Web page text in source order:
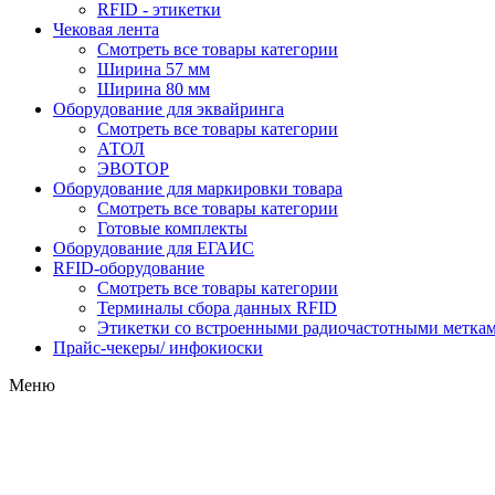
RFID - этикетки
Чековая лента
Смотреть все товары категории
Ширина 57 мм
Ширина 80 мм
Оборудование для эквайринга
Смотреть все товары категории
АТОЛ
ЭВОТОР
Оборудование для маркировки товара
Смотреть все товары категории
Готовые комплекты
Оборудование для ЕГАИС
RFID-оборудование
Смотреть все товары категории
Терминалы сбора данных RFID
Этикетки со встроенными радиочастотными
Прайс-чекеры/ инфокиоски
Меню